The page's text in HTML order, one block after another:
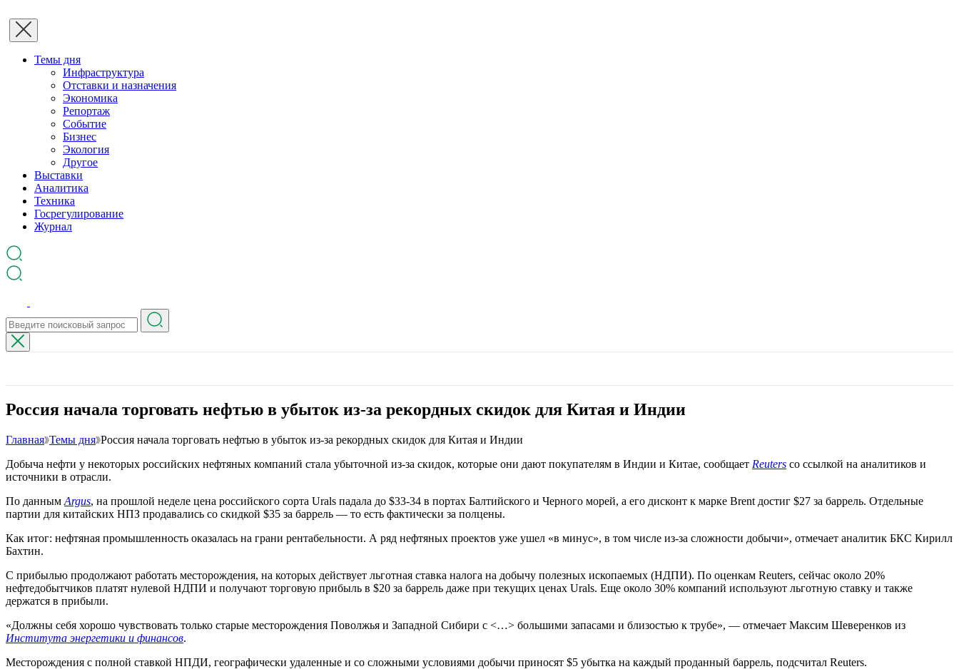
Темы дня
Инфраструктура
Отставки и назначения
Экономика
Репортаж
Событие
Бизнес
Экология
Другое
Выставки
Аналитика
Техника
Госрегулирование
Журнал
Россия начала торговать нефтью в убыток из-за рекордных скидок для Китая и Индии
Главная Темы дня Россия начала торговать нефтью в убыток из-за рекордных скидок для Китая и Индии
Добыча нефти у некоторых российских нефтяных компаний стала убыточной из-за скидок, которые они дают покупателям в Индии и Китае, сообщает Reuters со ссылкой на аналитиков и
источники в отрасли.
По данным Argus, на прошлой неделе цена российского сорта Urals падала до $33-34 в портах Балтийского и Черного морей, а его дисконт к марке Brent достиг $27 за баррель. Отдельные
партии для китайских НПЗ продавались со скидкой $35 за баррель — то есть фактически за полцены.
Как итог: нефтяная промышленность оказалась на грани рентабельности. А ряд нефтяных проектов уже ушел «в минус», в том числе из-за сложности добычи», отмечает аналитик БКС Кирилл
Бахтин.
С прибылью продолжают работать месторождения, на которых действует льготная ставка налога на добычу полезных ископаемых (НДПИ). По оценкам Reuters, сейчас около 20%
нефтедобытчиков платят нулевой НДПИ и получают торговую прибыль в $20 за баррель даже при текущих ценах Urals. Еще около 30% компаний используют льготную ставку и также
держатся в прибыли.
«Должны себя хорошо чувствовать только старые месторождения Поволжья и Западной Сибири с <…> большими запасами и близостью к трубе», — отмечает Максим Шеверенков из
Института энергетики и финансов.
Месторождения с полной ставкой НПДИ, географически удаленные и со сложными условиями добычи приносят $5 убытка на каждый проданный баррель, подсчитал Reuters.